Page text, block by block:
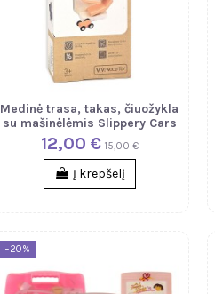
Medinė trasa, takas, čiuožykla
su mašinėlėmis Slippery Cars
12,00 € 15,00 €
Į krepšelį
−20%